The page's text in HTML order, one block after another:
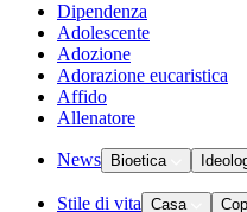
Dipendenza
Adolescente
Adozione
Adorazione eucaristica
Affido
Allenatore
News Bioetica
Stile di vita Casa